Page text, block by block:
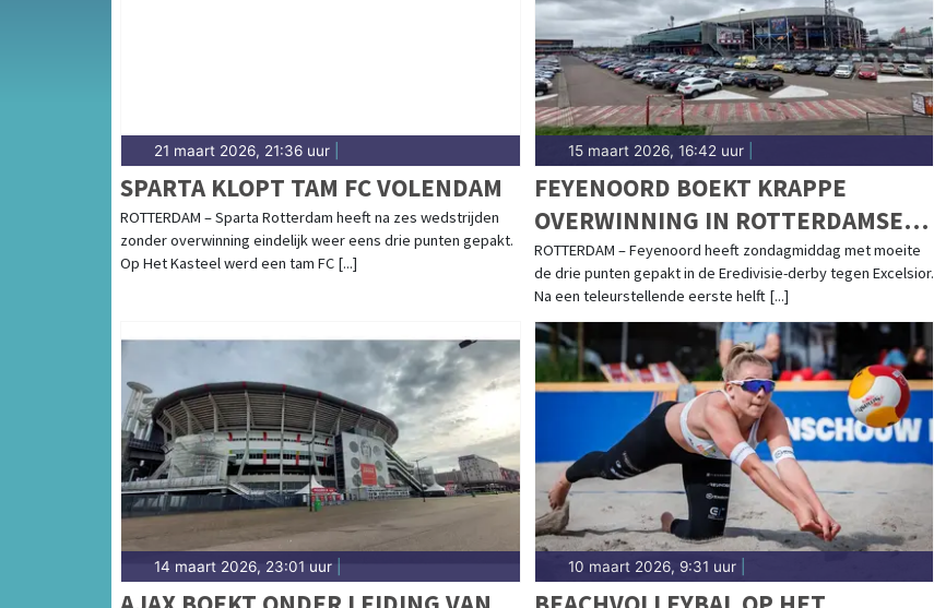
21 maart 2026, 21:36 uur
SPARTA KLOPT TAM FC VOLENDAM
ROTTERDAM – Sparta Rotterdam heeft na zes wedstrijden
zonder overwinning eindelijk weer eens drie punten gepakt.
Op Het Kasteel werd een tam FC [...]
15 maart 2026, 16:42 uur|
FEYENOORD BOEKT KRAPPE
OVERWINNING IN ROTTERDAMSE
DERBY
ROTTERDAM – Feyenoord heeft zondagmiddag met moeite
de drie punten gepakt in de Eredivisie-derby tegen Excelsior.
Na een teleurstellende eerste helft [...]
14 maart 2026, 23:01 uur 10 maart 2026, 9:31 uur|